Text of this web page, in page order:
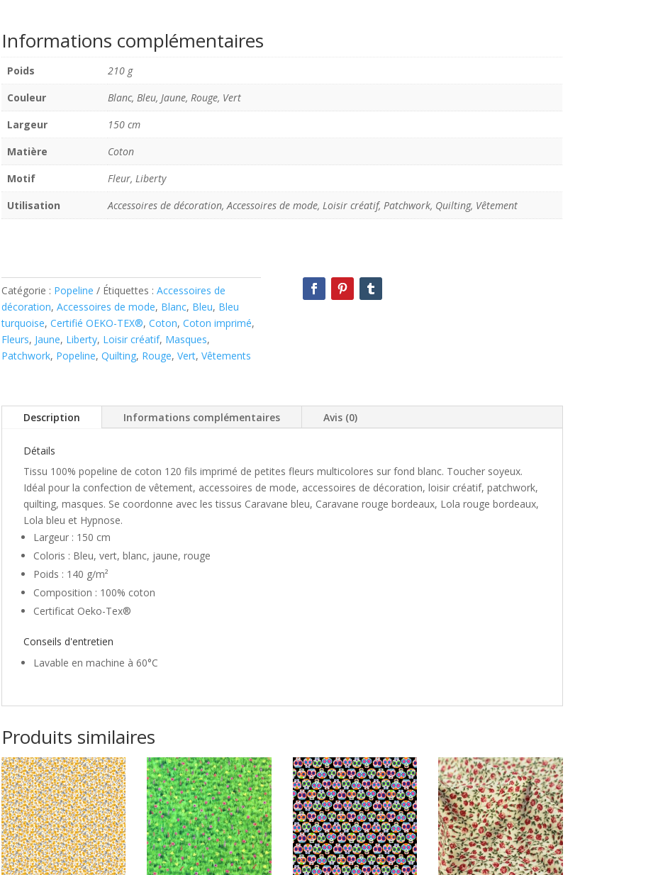
Informations complémentaires
Poids
210 g
Couleur
Blanc, Bleu, Jaune, Rouge, Vert
Largeur
150 cm
Matière
Coton
Motif
Fleur, Liberty
Utilisation
Accessoires de décoration, Accessoires de mode, Loisir créatif, Patchwork, Quilting, Vêtement
Catégorie : Popeline Étiquettes : Accessoires de
décoration, Accessoires de mode, Blanc, Bleu, Bleu
turquoise, Certifié OEKO-TEX®, Coton, Coton imprimé,
Fleurs, Jaune, Liberty, Loisir créatif, Masques,
Patchwork, Popeline, Quilting, Rouge, Vert, Vêtements
Description Informations complémentaires Avis (0)
Détails
Tissu 100% popeline de coton 120 fils imprimé de petites fleurs multicolores sur fond blanc. Toucher soyeux.
Idéal pour la confection de vêtement, accessoires de mode, accessoires de décoration, loisir créatif, patchwork,
quilting, masques. Se coordonne avec les tissus Caravane bleu, Caravane rouge bordeaux, Lola rouge bordeaux,
Lola bleu et Hypnose.
Largeur : 150 cm
Coloris : Bleu, vert, blanc, jaune, rouge
Poids : 140 g/m²
Composition : 100% coton
Certificat Oeko-Tex®
Conseils d'entretien
Lavable en machine à 60°C
Produits similaires